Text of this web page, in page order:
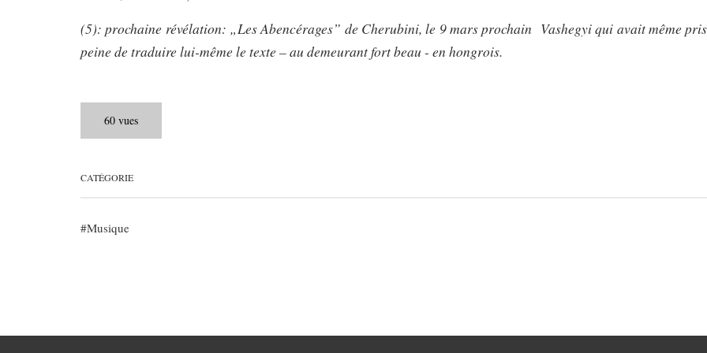
(5): prochaine révélation: „Les Abencérages” de Cherubini, le 9 mars prochain Vashegyi qui avait même
peine de traduire lui-même le texte – au demeurant fort beau - en hongrois.
60 vues
CATÉGORIE
Musique